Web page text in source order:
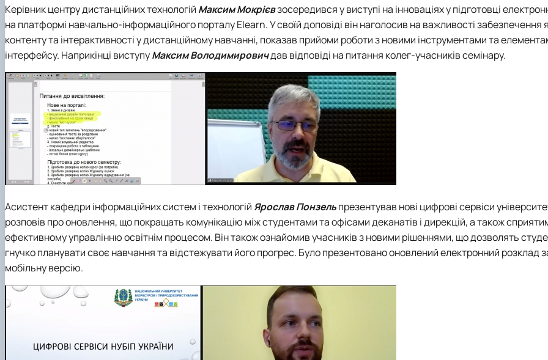
Керівник центру дистанційних технологій Максим Мокрієвзосередився у виступі на інноваціях у підготовці
на платформі навчально-інформаційного порталу Elearn. У своїй доповіді він наголосив на важливості забезпечення
контенту та інтерактивності у дистанційному навчанні, показав прийоми роботи з новими інструментами та
інтерфейсу. Наприкінці виступуМаксим Володимировичдав відповіді на питання колег-учасників семінару.
Асистент кафедри інформаційних систем і технологій Ярослав Понзельпрезентував нові цифрові сервіси
розповів про оновлення, що покращать комунікацію між студентами та офісами деканатів і дирекцій, а також
ефективному управлінню освітнім процесом. Він також ознайомив учасників з новими рішеннями, що дозволять
гнучко планувати своє навчання та відстежувати його прогрес. Було презентовано оновлений електронний розклад
мобільну версію.